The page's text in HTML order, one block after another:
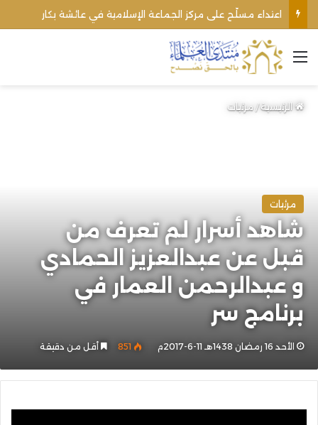
اعتداء مسلّح على مركز الجماعة الإسلامية في عائشة بكار
القائمة
الرئيسية/مرئيات
مرئيات
شاهد أسرار لم تعرف من
قبل عن عبدالعزيز الحمادي
و عبدالرحمن العمار في
برنامج سر
الأحد 16 رمضان 1438هـ 11-6-2017م 851 أقل من دقيقة